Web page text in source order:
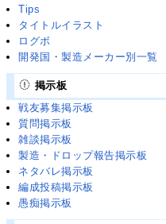
Tips
タイトルイラスト
ログボ
開発国・製造メーカー別一覧
掲示板
戦友募集掲示板
質問掲示板
雑談掲示板
製造・ドロップ報告掲示板
ネタバレ掲示板
編成投稿掲示板
愚痴掲示板